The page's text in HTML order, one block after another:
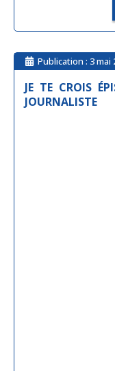
Publication : 3 mai
JE TE CROIS
JOURNALISTE